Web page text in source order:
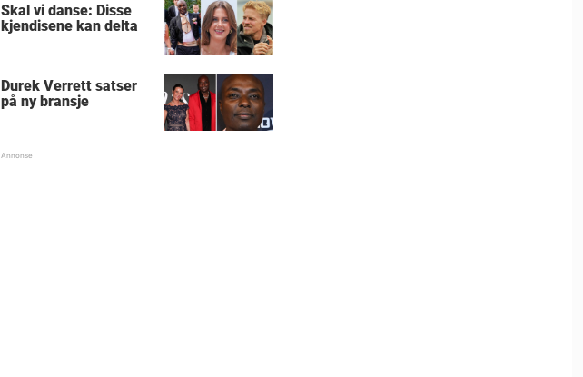
Skal vi danse: Disse
kjendisene kan delta
Durek Verrett satser
på ny bransje